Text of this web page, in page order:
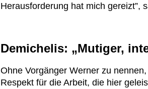
Herausforderung hat mich gereizt”,
Demichelis: „Mutiger,
Ohne Vorgänger Werner zu
Respekt für die Arbeit, die hier